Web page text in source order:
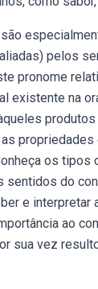
pelos
pronome
existente na
os
do
e interpretar
ao
sua vez